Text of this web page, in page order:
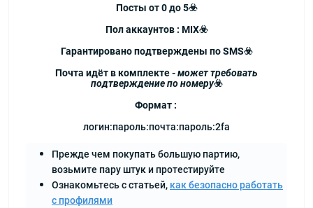
Посты от 0 до 5☣️
Пол аккаунтов : MIX☣️
Гарантировано подтверждены по SMS☣️
Почта идёт в комплекте -может требовать
подтверждение по номеру☣️
Формат :
логин:пароль:почта:пароль:2fa
Прежде чем покупать большую партию,
возьмите пару штук и протестируйте
Ознакомьтесь с статьей, как безопасно работать
с профилями